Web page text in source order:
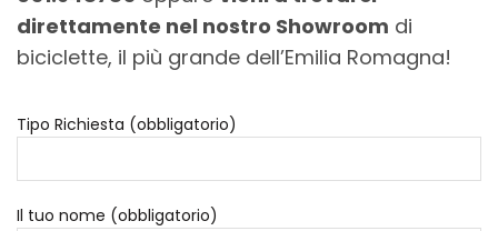
direttamente nel nostro Showroom di
biciclette, il più grande dell’Emilia Romagna!
Tipo Richiesta (obbligatorio)
Il tuo nome (obbligatorio)